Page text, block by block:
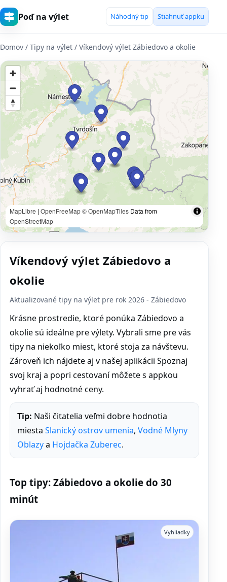
Poď na výlet Náhodný tip Stiahnuť appku
Domov / Tipy na výlet / Víkendový výlet Zábiedovo a okolie
MapLibre | OpenFreeMap© OpenMapTiles Data from
OpenStreetMap
Víkendový výlet Zábiedovo a
okolie
Aktualizované tipy na výlet pre rok 2026 - Zábiedovo
Krásne prostredie, ktoré ponúka Zábiedovo a
okolie sú ideálne pre výlety. Vybrali sme pre vás
tipy na niekoľko miest, ktoré stoja za návštevu.
Zároveň ich nájdete aj v našej aplikácii Spoznaj
svoj kraj a popri cestovaní môžete s appkou
vyhrať aj hodnotné ceny.
Tip: Naši čitatelia veľmi dobre hodnotia
miesta Slanický ostrov umenia, Vodné Mlyny
Oblazya Hojdačka Zuberec.
Top tipy: Zábiedovo a okolie do 30
minút
Vyhliadky